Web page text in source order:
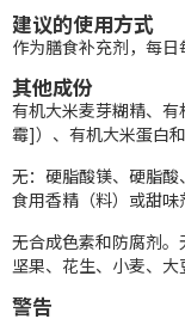
建议的使用方式
作为膳食补充剂，每日
其他成份
有机大米麦芽糊精、
霉]）、有机大米蛋白
无：硬脂酸镁、硬脂酸
食用香精（料）或甜味
无合成色素和防腐剂
坚果、花生、小麦、大
警告